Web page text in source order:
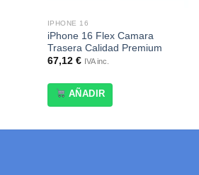
IPHONE 16
iPhone 16 Flex Camara
Trasera Calidad Premium
67,12 € IVA inc.
AÑADIR